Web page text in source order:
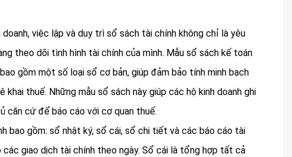
việc lập và duy trì sổ sách tài chính không chỉ là yêu
theo dõi tình hình tài chính của mình. Mẫu sổ sách kế toán
gồm một số loại sổ cơ bản, giúp đảm bảo tính minh bạch
thuế. Những mẫu sổ sách này giúp các hộ kinh doanh ghi
căn cứ để báo cáo với cơ quan thuế.
bao gồm: sổ nhật ký, sổ cái, sổ chi tiết và các báo cáo tài
các giao dịch tài chính theo ngày. Sổ cái là tổng hợp tất cả